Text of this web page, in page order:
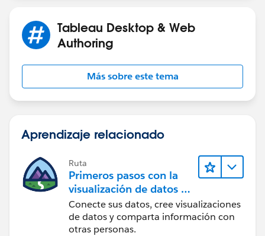
Tableau Desktop & Web
Authoring
Más sobre este tema
Aprendizaje relacionado
Ruta
Primeros pasos con la
visualización de datos en
Tableau Desktop
Conecte sus datos, cree visualizaciones
de datos y comparta información con
otras personas.